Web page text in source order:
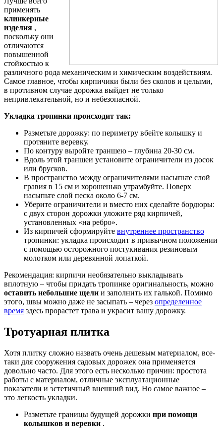
применять
клинкерные
изделия ,
поскольку они
отличаются
повышенной
стойкостью к
различного рода механическим и химическим воздействиям.
Самое главное, чтобы кирпичики были без сколов и целыми,
в противном случае дорожка выйдет не только
непривлекательной, но и небезопасной.
Укладка тропинки происходит так:
Разметьте дорожку: по периметру вбейте колышку и
протяните веревку.
По контуру выройте траншею – глубина 20-30 см.
Вдоль этой траншеи установите ограничители из досок
или брусков.
В пространство между ограничителями насыпьте слой
гравия в 15 см и хорошенько утрамбуйте. Поверх
насыпьте слой песка около 6-7 см.
Уберите ограничители и вместо них сделайте бордюры:
с двух сторон дорожки уложите ряд кирпичей,
установленных «на ребро».
Из кирпичей сформируйте внутреннее пространство
тропинки: укладка происходит в привычном положении
с помощью осторожного постукивания резиновым
молотком или деревянной лопаткой.
Рекомендация: кирпичи необязательно выкладывать
вплотную – чтобы придать тропинке оригинальность, можно
оставить небольшие щели и заполнить их галькой. Помимо
этого, швы можно даже не засыпать – через определенное
время здесь прорастет трава и украсит вашу дорожку.
Тротуарная плитка
Хотя плитку сложно назвать очень дешевым материалом, все-
таки для сооружения садовых дорожек она применяется
довольно часто. Для этого есть несколько причин: простота
работы с материалом, отличные эксплуатационные
показатели и эстетичный внешний вид. Но самое важное –
это легкость укладки.
Разметьте границы будущей дорожки при помощи
колышков и веревки .